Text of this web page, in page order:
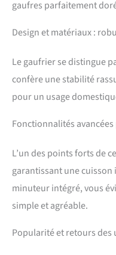
gaufres parfaitement
Design et matériaux :
Le gaufrier se distingue
confère une stabilité
pour un usage
Fonctionnalités
L’un des points forts de
garantissant une cuisson
minuteur intégré, vous
simple et agréable.
Popularité et retours des